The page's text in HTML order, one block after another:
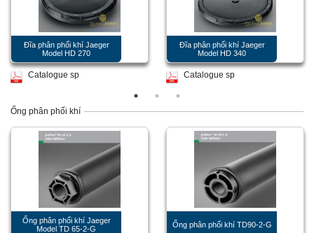
Đĩa phân phối khí Jaeger
Model HD 270
Catalogue sp
Đĩa phân phối khí Jaeger
Model HD 340
Catalogue sp
Ống phân phối khí
Ống phân phối khí Jaeger
Model TD 65-2-G
Ống phân phối khí TD90-2-G